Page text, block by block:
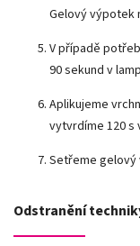
Gelový výpotek
V případě
90 sekund v
Aplikujeme
vytvrdíme 120 s
Setřeme
Odstranění